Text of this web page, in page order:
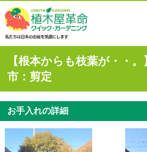
【根本からも枝葉が・・
市：剪定
お手入れの詳細